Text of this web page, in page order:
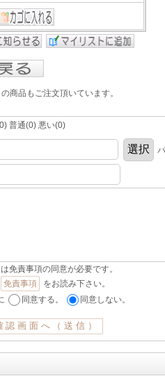
商品もご注文頂いています。
普通(0) 悪い(0)
免責事項の同意が必要です。
免責事項
をお読み下さい。
同意する。 同意しない。